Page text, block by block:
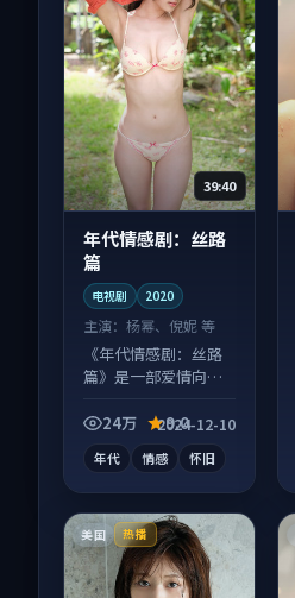
39:40
年代情感剧：丝路
篇
电视剧 2020
主演： 杨幂、倪妮 等
《年代情感剧：丝路
篇》是一部爱情向电
度高，适合配弹幕观
24万 9.0
2024-12-10
年代 情感 怀旧
美国 热播